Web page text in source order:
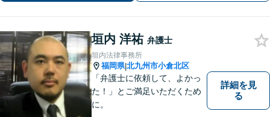
垣内 洋祐 弁護士
垣内法律事務所
福岡県|北九州市小倉北区
「弁護士に依頼して、よかっ
た！」とご満足いただくため
に。
詳細を見
る